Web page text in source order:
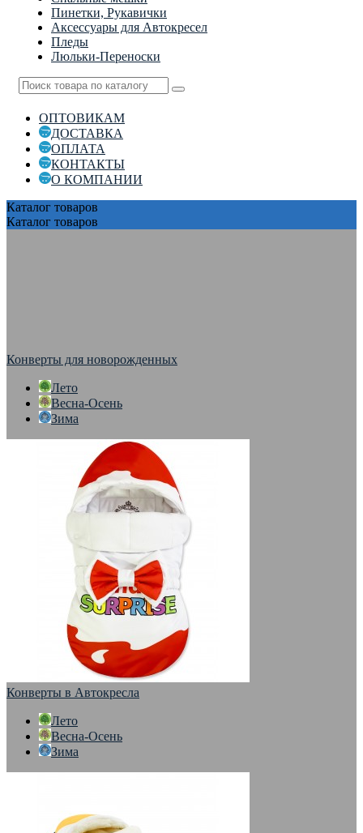
Пинетки, Рукавички
Аксессуары для Автокресел
Пледы
Люльки-Переноски
ОПТОВИКАМ
ДОСТАВКА
ОПЛАТА
КОНТАКТЫ
О КОМПАНИИ
Каталог товаров
Каталог товаров
Конверты для новорожденных
Лето
Весна-Осень
Зима
Конверты в Автокресла
Лето
Весна-Осень
Зима